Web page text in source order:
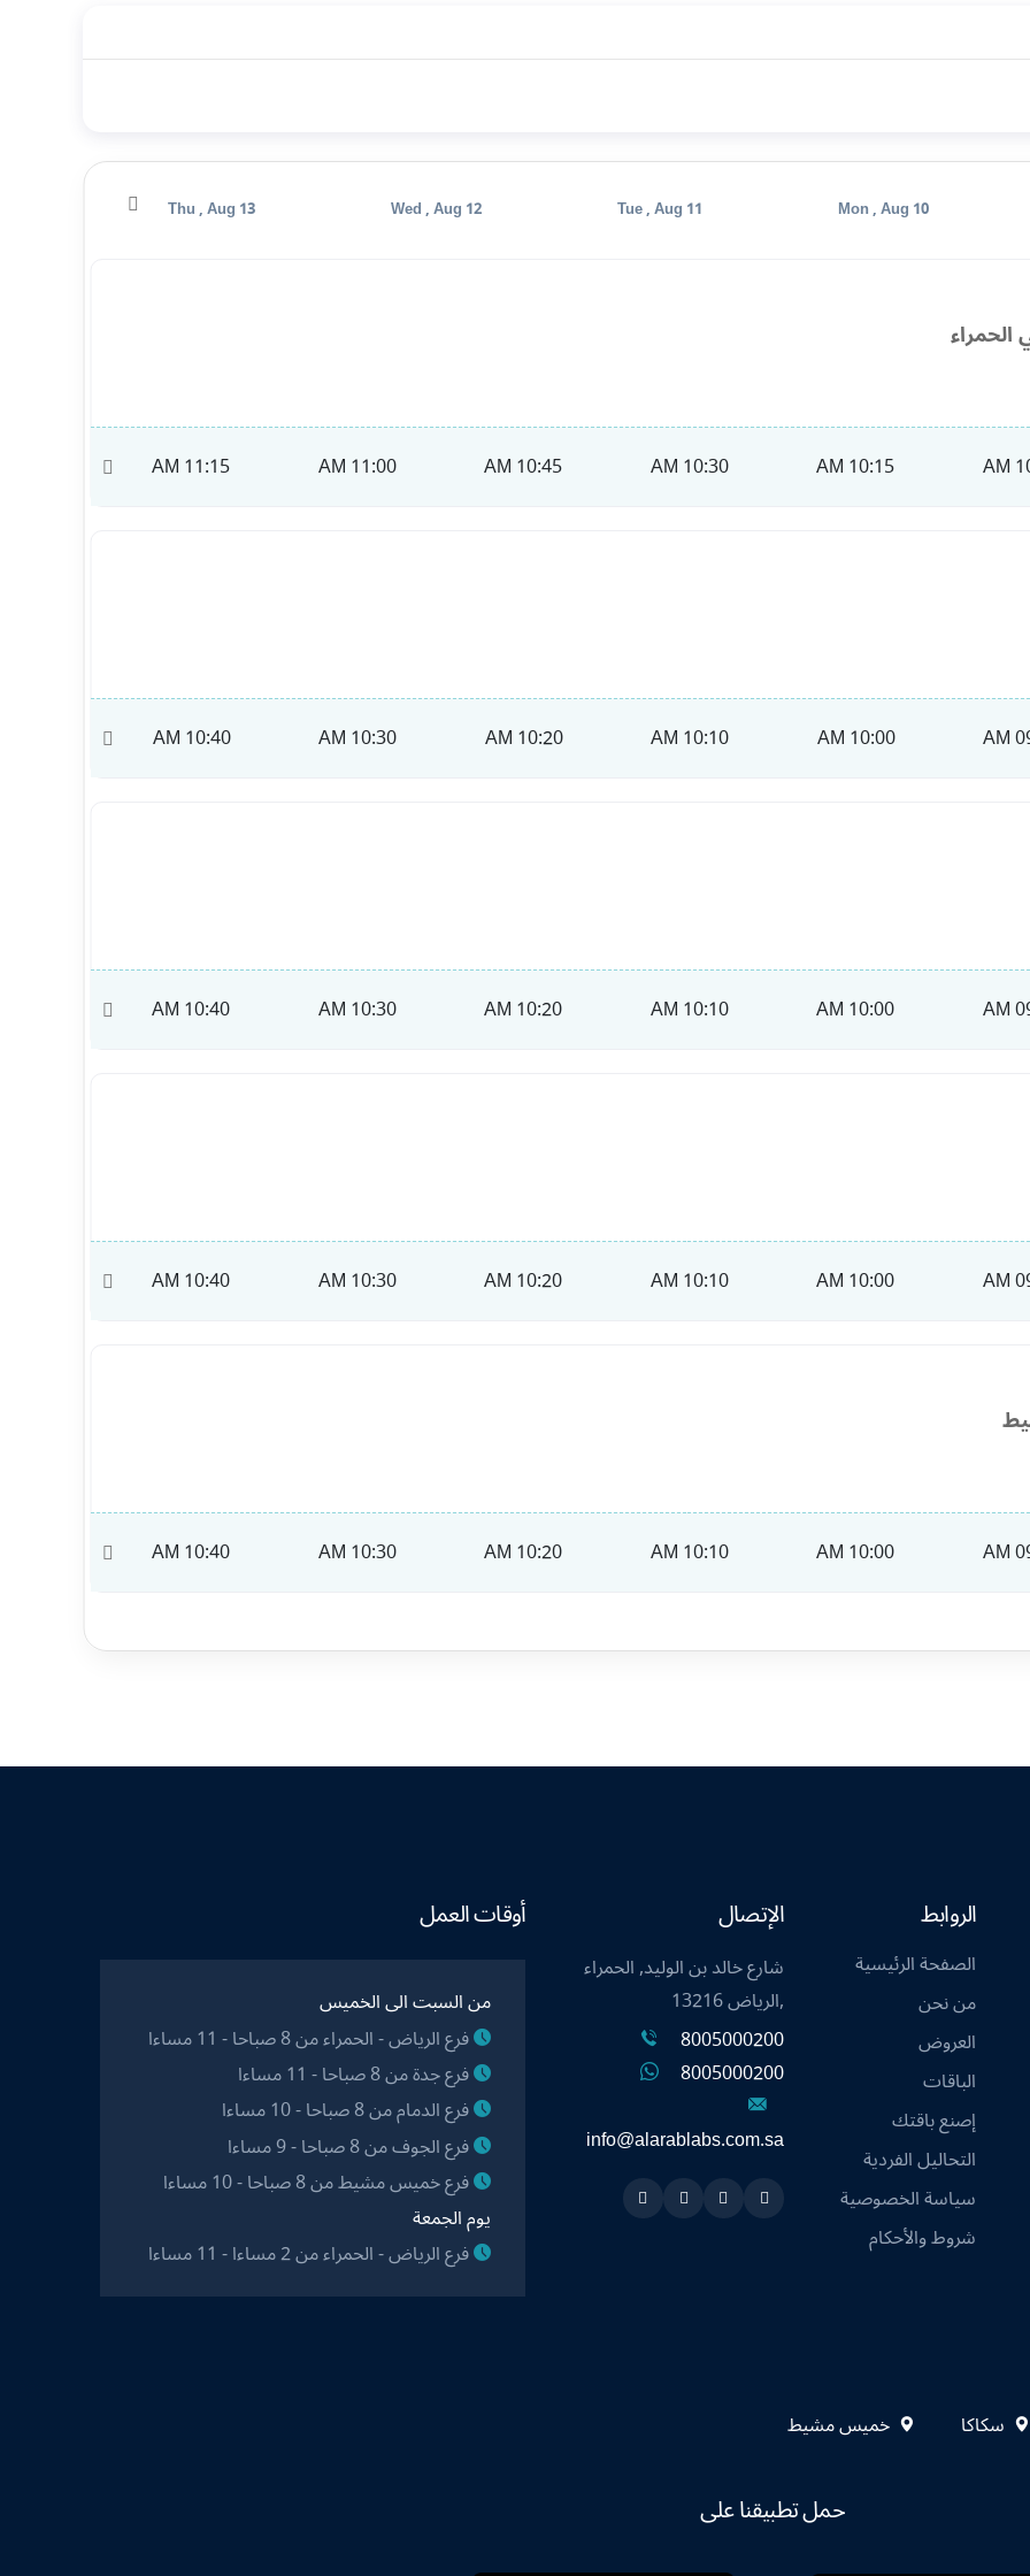
Mon , Aug 10
Wed , Aug 12
10:15 AM
10:30 AM
10:45 AM
11:00 AM
11:15 AM
10:00 AM
10:10 AM
10:20 AM
10:30 AM
10:40 AM
10:00 AM
10:10 AM
10:20 AM
10:30 AM
10:40 AM
10:00 AM
10:10 AM
10:20 AM
10:30 AM
10:40 AM
10:00 AM
10:10 AM
10:20 AM
10:30 AM
10:40 AM
الروابط
الصفحة الرئيسية
من نحن
العروض
الباقات
إصنع باقتك
التحاليل الفردية
سياسة الخصوصية
شروط والأحكام
الإتصال
شارع خالد بن الوليد, الحمراء
,الرياض 13216
8005000200
8005000200
info@alarablabs.com.sa
Snapchat
Twitter
Linkedin
Instagram
أوقات العمل
من السبت الى الخميس
فرع الرياض - الحمراء من 8 صباحا - 11 مساءا
فرع جدة من 8 صباحا - 11 مساءا
فرع الدمام من 8 صباحا - 10 مساءا
فرع الجوف من 8 صباحا - 9 مساءا
فرع خميس مشيط من 8 صباحا - 10 مساءا
يوم الجمعة
فرع الرياض - الحمراء من 2 مساءا - 11 مساءا
سكاكا خميس مشيط
حمل تطبيقنا على